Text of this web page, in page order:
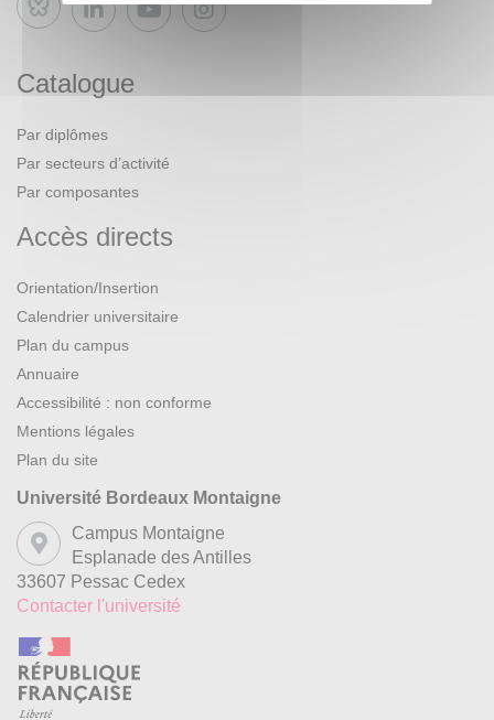
Bluesky
Catalogue
Par diplômes
Par secteurs d’activité
Par composantes
Accès directs
Orientation/Insertion
Calendrier universitaire
Plan du campus
Annuaire
Accessibilité : non conforme
Mentions légales
Plan du site
Université Bordeaux Montaigne
Campus Montaigne
Esplanade des Antilles
33607 Pessac Cedex
Contacter l'université